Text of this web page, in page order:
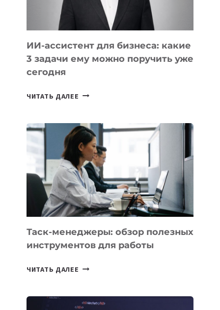
ИИ-ассистент для бизнеса: какие
3 задачи ему можно поручить уже
сегодня
ЧИТАТЬ ДАЛЕЕ ИИ-
БИЗНЕСА:
КАКИЕ
3
ЗАДАЧИ
ЕМУ
МОЖНО
ПОРУЧИТЬ
УЖЕ
СЕГОДНЯ
Таск-менеджеры: обзор полезных
инструментов для работы
ЧИТАТЬ ДАЛЕЕ ТАСК-
ПОЛЕЗНЫХ